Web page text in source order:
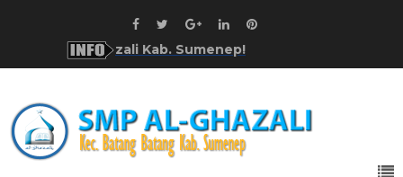
SMP Al-Ghazali Kab. Sumenep!